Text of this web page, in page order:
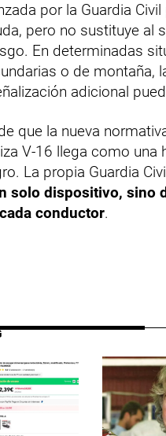
por la Guardia
pero no sustituye al
En determinadas
o de montaña,
adicional
que la nueva
V-16 llega como
La propia Guardia
solo dispositivo, sino
conductor.